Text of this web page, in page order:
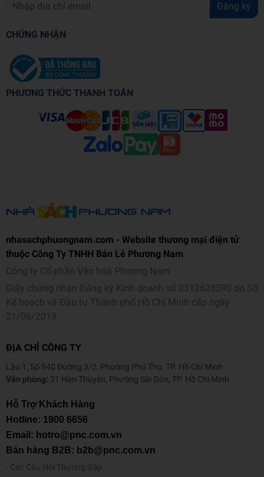
Đăng ký
CHỨNG NHẬN
PHƯƠNG THỨC THANH TOÁN
nhasachphuongnam.com - Website thương mại điện tử
thuộc Công Ty TNHH Bán Lẻ Phương Nam
Công ty Cổ phần Văn hoá Phương Nam
Giấy chứng nhận Đăng ký Kinh doanh số 0312628590 do Sở
Kế hoạch và Đầu tư Thành phố Hồ Chí Minh cấp ngày
21/06/2019
ĐỊA CHỈ CÔNG TY
Lầu 1, Số 940 Đường 3/2, Phường Phú Thọ, TP. Hồ Chí Minh
Văn phòng: 31 Hàn Thuyên, Phường Sài Gòn, TP. Hồ Chí Minh
Hỗ Trợ Khách Hàng
Hotline: 1900 6656
Email: hotro@pnc.com.vn
Bán hàng B2B: b2b@pnc.com.vn
Các Câu Hỏi Thường Gặp